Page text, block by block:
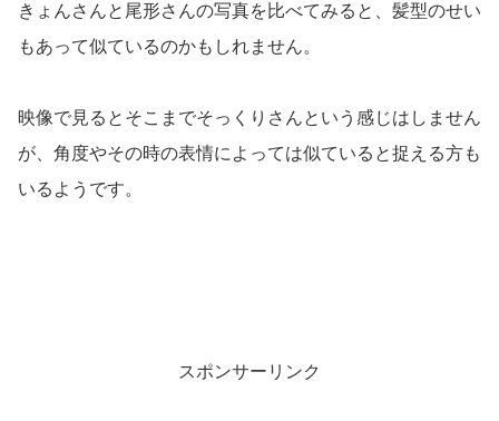
きょんさんと尾形さんの写真を比べてみると、髪型のせい
もあって似ているのかもしれません。
映像で見るとそこまでそっくりさんという感じはしません
が、角度やその時の表情によっては似ていると捉える方も
いるようです。
スポンサーリンク